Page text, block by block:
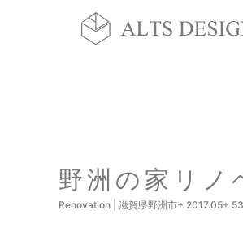
野洲の家リノ
Renovation 滋賀県野洲市+ 2017.05+